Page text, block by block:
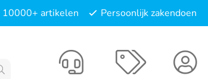
10000+ artikelen Persoonlijk zakendoen